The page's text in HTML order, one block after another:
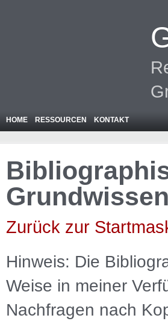
HOME RESSOURCEN KONTAKT
Zurück zur
Hinweis: Die
Weise in meiner
Nachfragen nach